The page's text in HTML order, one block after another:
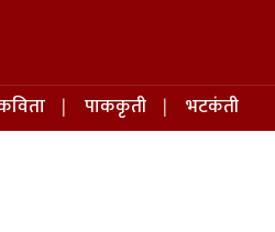
पाककृती
भटकंती